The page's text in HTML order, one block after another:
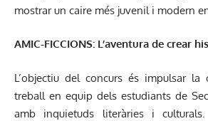
mostrar un caire més juvenil i modern
AMIC-FICCIONS: L’aventura de crear
L’objectiu del concurs és impulsar
treball en equip dels estudiants de
amb inquietuds literàries i